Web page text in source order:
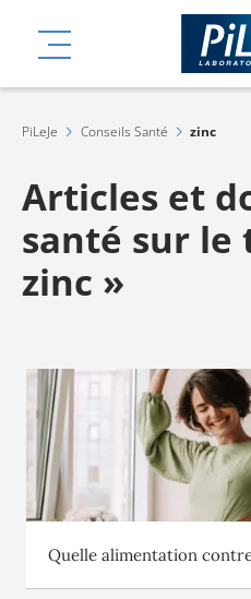
MENU
PiLeJe Conseils Santé zinc
Articles et
santé sur le
zinc »
Quelle alimentation